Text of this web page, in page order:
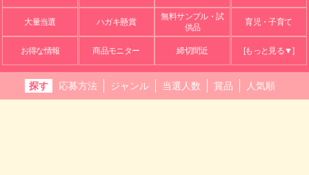
大量当選 ハガキ懸賞
無料サンプル・試
供品
育児・子育て
お得な情報 商品モニター 締切間近 [もっと見る▼]
探す 応募方法 ジャンル 当選人数 賞品 人気順